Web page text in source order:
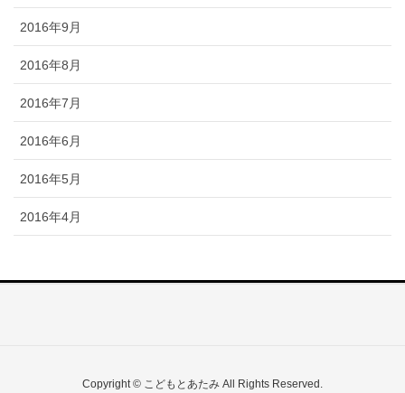
2016年9月
2016年8月
2016年7月
2016年6月
2016年5月
2016年4月
Copyright © こどもとあたみ All Rights Reserved.